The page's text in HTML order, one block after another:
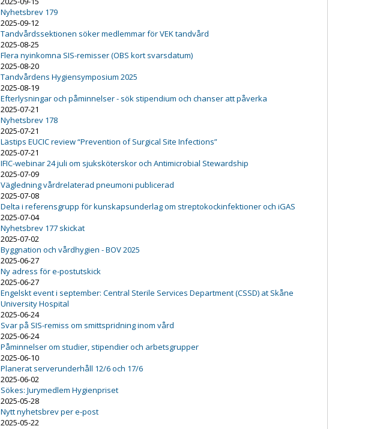
Nyhetsbrev 179
2025-09-12
Tandvårdssektionen söker medlemmar för VEK tandvård
2025-08-25
Flera nyinkomna SIS-remisser (OBS kort svarsdatum)
2025-08-20
Tandvårdens Hygiensymposium 2025
2025-08-19
Efterlysningar och påminnelser - sök stipendium och chanser att påverka
2025-07-21
Nyhetsbrev 178
2025-07-21
Lästips EUCIC review “Prevention of Surgical Site Infections”
2025-07-21
IFIC-webinar 24 juli om sjuksköterskor och Antimicrobial Stewardship
2025-07-09
Vägledning vårdrelaterad pneumoni publicerad
2025-07-08
Delta i referensgrupp för kunskapsunderlag om streptokockinfektioner och iGAS
2025-07-04
Nyhetsbrev 177 skickat
2025-07-02
Byggnation och vårdhygien - BOV 2025
2025-06-27
Ny adress för e-postutskick
2025-06-27
Engelskt event i september: Central Sterile Services Department (CSSD) at Skåne
University Hospital
2025-06-24
Svar på SIS-remiss om smittspridning inom vård
2025-06-24
Påminnelser om studier, stipendier och arbetsgrupper
2025-06-10
Planerat serverunderhåll 12/6 och 17/6
2025-06-02
Sökes: Jurymedlem Hygienpriset
2025-05-28
Nytt nyhetsbrev per e-post
2025-05-22